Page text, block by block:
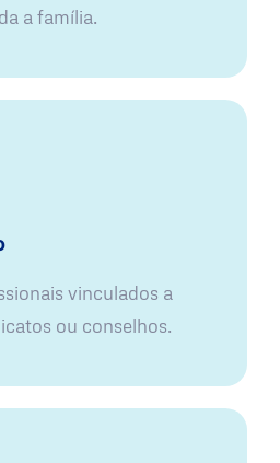
a família.
vinculados a
ou conselhos.